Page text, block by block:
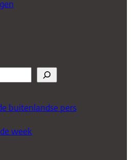
buitenlandse pers
week